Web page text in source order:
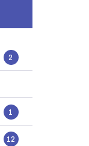
2
1
12